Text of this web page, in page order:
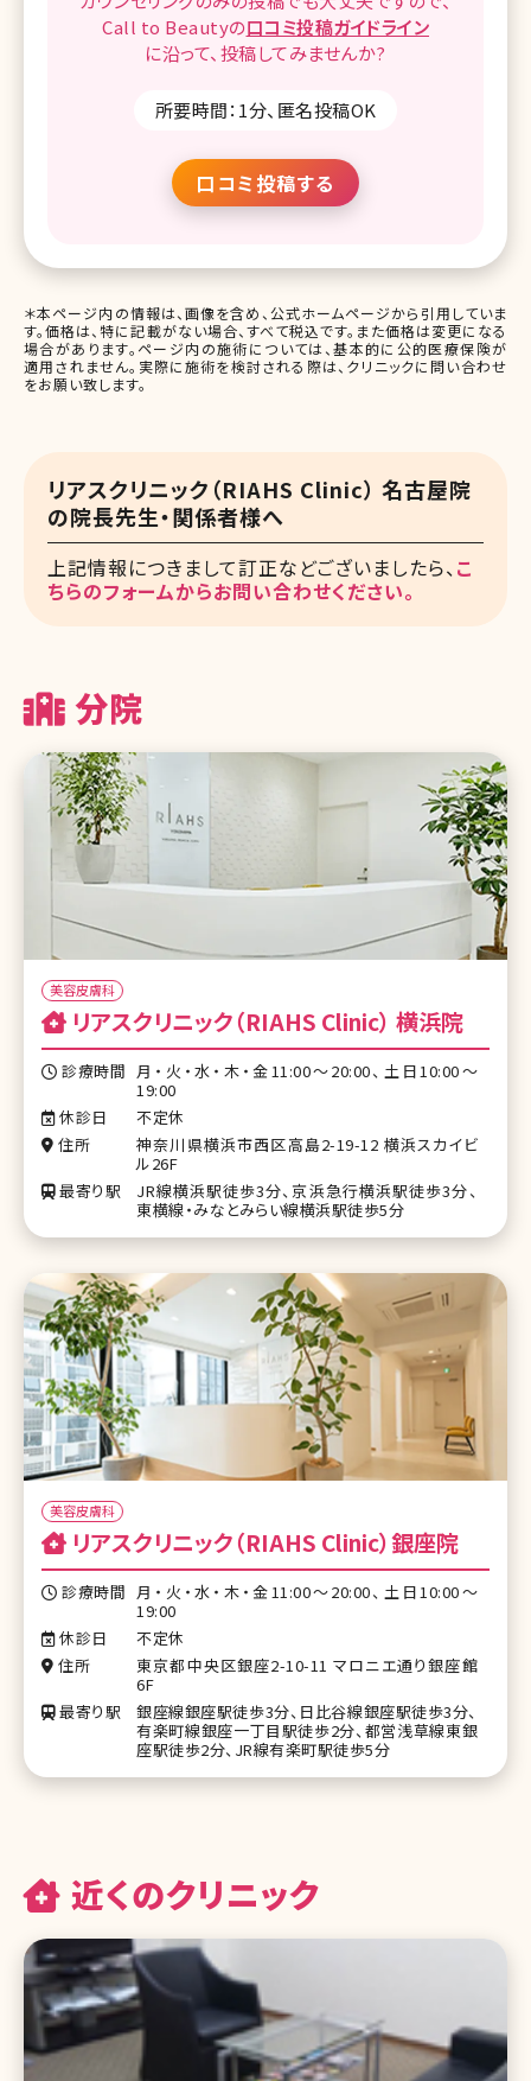
Call to Beautyの口コミ投稿ガイドライン
に沿って、 投稿してみませんか?
所要時間：1分、匿名投稿OK
口コミ投稿する
＊本ページ内の情報は、画像を含め、公式ホームページから引用していま
す。価格は、特に記載がない場合、すべて税込です。また価格は変更になる
場合があります。ページ内の施術については、基本的に公的医療保険が
適用されません。実際に施術を検討される際は、クリニックに問い合わせ
をお願い致します。
リアスクリニック（RIAHS Clinic） 名古屋院
の院長先生・関係者様へ
上記情報につきまして訂正などございましたら、こ
ちらのフォームからお問い合わせください。
分院
美容皮膚科
リアスクリニック（RIAHS Clinic） 横浜院
診療時間 月・火・水・木・金11:00〜20:00、土日10:00〜
19:00
休診日
不定休
住所
神奈川県横浜市西区高島2-19-12 横浜スカイビ
ル26F
最寄り駅
JR線横浜駅徒歩3分、京浜急行横浜駅徒歩3分、
東横線・みなとみらい線横浜駅徒歩5分
美容皮膚科
リアスクリニック（RIAHS Clinic）銀座院
診療時間 月・火・水・木・金11:00〜20:00、土日10:00〜
19:00
休診日
不定休
住所
東京都中央区銀座2-10-11 マロニエ通り銀座館
6F
最寄り駅
銀座線銀座駅徒歩3分、日比谷線銀座駅徒歩3分、
有楽町線銀座一丁目駅徒歩2分、都営浅草線東銀
座駅徒歩2分、JR線有楽町駅徒歩5分
近くのクリニック